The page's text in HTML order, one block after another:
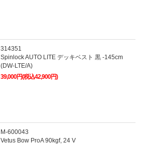
314351
Spinlock AUTO LITE デッキベスト 黒 -145cm
(DW-LTE/A)
39,000円(税込42,900円)
M-600043
Vetus Bow ProA 90kgf, 24 V